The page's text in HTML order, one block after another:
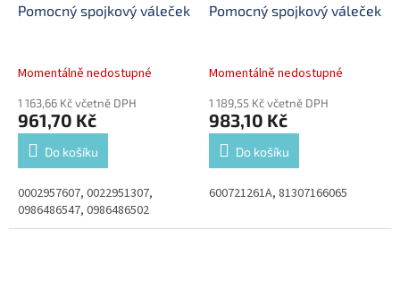
Pomocný spojkový váleček
Momentálně nedostupné
1 163,66 Kč včetně DPH
961,70 Kč
Do košíku
0002957607, 0022951307,
0986486547, 0986486502
Pomocný spojkový váleček
Momentálně nedostupné
1 189,55 Kč včetně DPH
983,10 Kč
Do košíku
600721261A, 81307166065